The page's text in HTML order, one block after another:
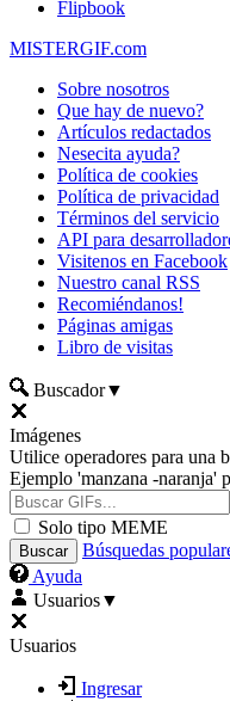
Flipbook
MISTERGIF.com
Sobre nosotros
Que hay de nuevo?
Artículos redactados
Nesecita ayuda?
Política de cookies
Política de privacidad
Términos del servicio
API para
Visitenos en Facebook
Nuestro canal RSS
Recomiéndanos!
Páginas amigas
Libro de visitas
Buscador▼
Imágenes
Utilice operadores para una
Ejemplo 'manzana -naranja'
Solo tipo MEME
Búsquedas
Ayuda
Usuarios▼
Usuarios
Ingresar